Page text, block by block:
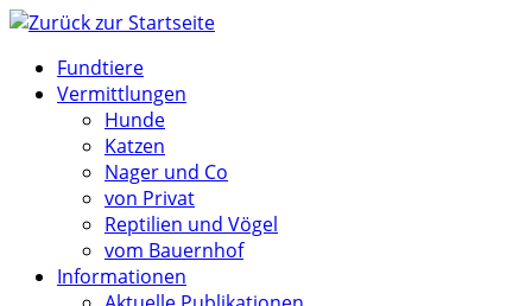
Zum
springenFundtiere
Vermittlungen
Hunde
Katzen
Nager und Co
von Privat
Reptilien und Vögel
vom Bauernhof
Informationen